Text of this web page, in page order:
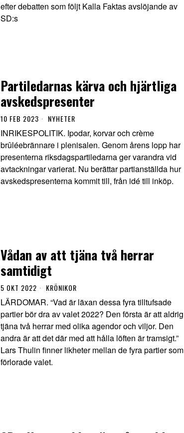
efter debatten som följt Kalla Faktas avslöjande av
SD:s
Partiledarnas kärva och hjärtliga
avskedspresenter
10 FEB 2023 NYHETER
INRIKESPOLITIK. Ipodar, korvar och crème
brûléebrännare i plenisalen. Genom årens lopp har
presenterna riksdagspartiledarna ger varandra vid
avtackningar varierat. Nu berättar partianställda hur
avskedspresenterna kommit till, från idé till inköp.
Vådan av att tjäna två herrar
samtidigt
5 OKT 2022 KRÖNIKOR
LÄRDOMAR. “Vad är läxan dessa fyra tilltufsade
partier bör dra av valet 2022? Den första är att aldrig
tjäna två herrar med olika agendor och viljor. Den
andra är att det där med att hålla löften är tramsigt.”
Lars Thulin finner likheter mellan de fyra partier som
förlorade valet.